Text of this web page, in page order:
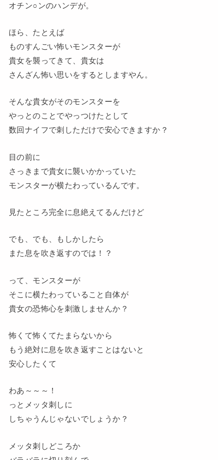
オチン○ンのハンデが。
ほら、たとえば
ものすんごい怖いモンスターが
貴女を襲ってきて、 貴女は
さんざん怖い思いをするとしますやん。
そんな貴女がそのモンスターを
やっとのことでやっつけたとして
数回ナイフで刺しただけで安心できますか？
目の前に
さっきまで貴女に襲いかかっていた
モンスターが横たわっているんです。
見たところ完全に息絶えてるんだけど
でも、でも、もしかしたら
また息を吹き返すのでは！？
って、モンスターが
そこに横たわっていること自体が
貴女の恐怖心を刺激しませんか？
怖くて怖くてたまらないから
もう絶対に息を吹き返すことはないと
安心したくて
わあ～～～！
っとメッタ刺しに
しちゃうんじゃないでしょうか？
メッタ刺しどころか